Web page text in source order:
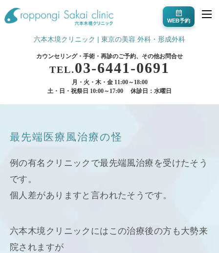
WEB予約
六本木境クリニック | 東京の美容 外科・形成外科
カウンセリング・手術・再診のご予約、その他お問合せ
TEL.03-6441-0691
月・火・木・金 11:00～18:00
土・日・祝祭日 10:00～17:00
休診日：水曜日
最先端医療風治療の怪
例の有名クリニックで最先端風治療を受けたそう
です。
個人差がありますと言われたそうです。
六本木境クリニックにはこの治療後の方も大勢来
院されますが